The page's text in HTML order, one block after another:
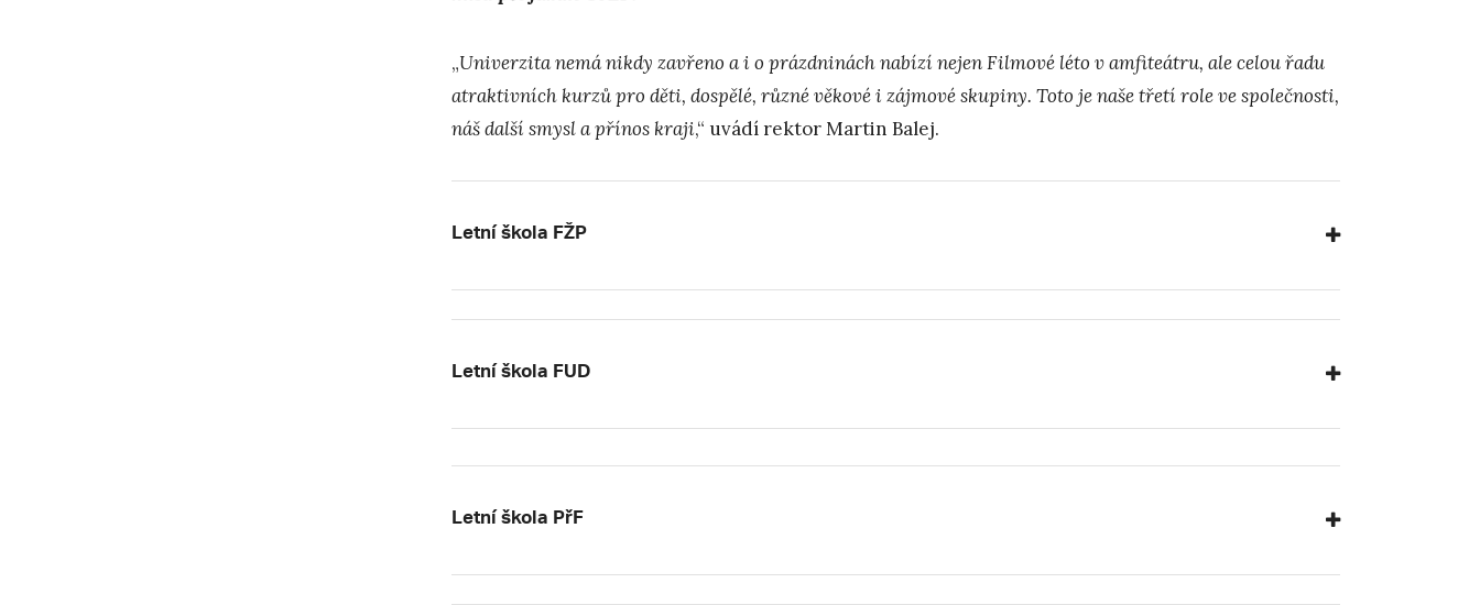
„Univerzita nemá nikdy zavřeno a i o prázdninách nabízí nejen Filmové léto v amfiteátru, ale celou řadu
atraktivních kurzů pro děti, dospělé, různé věkové i zájmové skupiny. Toto je naše třetí role ve společnosti,
náš další smysl a přínos kraji,“ uvádí rektor Martin Balej.
Letní škola FŽP
Letní škola FUD
Letní škola PřF